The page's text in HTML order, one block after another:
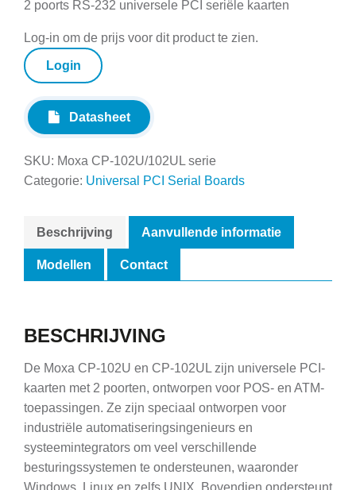
2 poorts RS-232 universele PCI seriële kaarten
Log-in om de prijs voor dit product te zien.
Login
Datasheet
SKU: Moxa CP-102U/102UL serie
Categorie: Universal PCI Serial Boards
Beschrijving Aanvullende informatie
Modellen Contact
BESCHRIJVING
De Moxa CP-102U en CP-102UL zijn universele PCI-
kaarten met 2 poorten, ontworpen voor POS- en ATM-
toepassingen. Ze zijn speciaal ontworpen voor
industriële automatiseringsingenieurs en
systeemintegrators om veel verschillende
besturingssystemen te ondersteunen, waaronder
Windows, Linux en zelfs UNIX. Bovendien ondersteunt